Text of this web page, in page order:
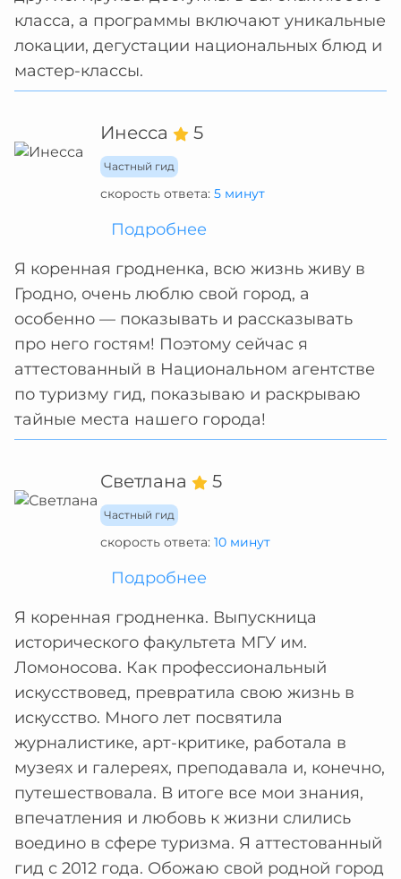
класса, а программы включают уникальные
локации, дегустации национальных блюд и
мастер-классы.
Инесса 5
Частный гид
скорость ответа: 5 минут
Подробнее
Я коренная гродненка, всю жизнь живу в
Гродно, очень люблю свой город, а
особенно — показывать и рассказывать
про него гостям! Поэтому сейчас я
аттестованный в Национальном агентстве
по туризму гид, показываю и раскрываю
тайные места нашего города!
Светлана 5
Частный гид
скорость ответа: 10 минут
Подробнее
Я коренная гродненка. Выпускница
исторического факультета МГУ им.
Ломоносова. Как профессиональный
искусствовед, превратила свою жизнь в
искусство. Много лет посвятила
журналистике, арт-критике, работала в
музеях и галереях, преподавала и, конечно,
путешествовала. В итоге все мои знания,
впечатления и любовь к жизни слились
воедино в сфере туризма. Я аттестованный
гид с 2012 года. Обожаю свой родной город